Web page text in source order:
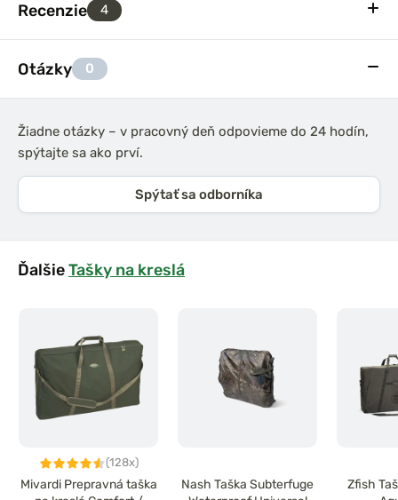
Recenzie 4
Otázky 0
Žiadne otázky – v pracovný deň odpovieme do 24 hodín,
spýtajte sa ako prví.
Spýtať sa odborníka
ĎalšieTašky na kreslá
(128x)
Mivardi Prepravná taška
Nash Taška Subterfuge
Zfish